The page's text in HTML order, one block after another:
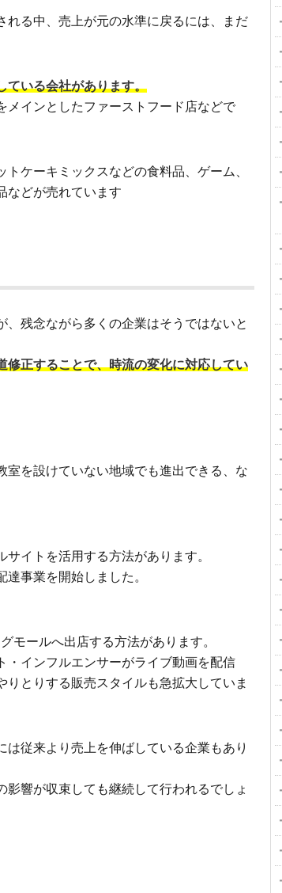
れる中、売上が元の水準に戻るには、まだ
ている会社があります。
メインとしたファーストフード店などで
ケーキミックスなどの食料品、ゲーム、
などが売れています
残念ながら多くの企業はそうではないと
修正することで、時流の変化に対応してい
を設けていない地域でも進出できる、な
イトを活用する方法があります。
事業を開始しました。
モールへ出店する方法があります。
・インフルエンサーがライブ動画を配信
とりする販売スタイルも急拡大していま
従来より売上を伸ばしている企業もあり
響が収束しても継続して行われるでしょ